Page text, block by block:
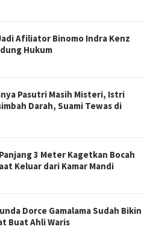
Afiliator Binomo Indra Kenz
Hukum
Pasutri Masih Misteri, Istri
Darah, Suami Tewas di
3 Meter Kagetkan Bocah
Keluar dari Kamar Mandi
Dorce Gamalama Sudah Bikin
Buat Ahli Waris